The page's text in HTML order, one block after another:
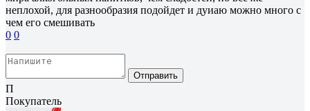
неплохой, для разнообразия подойдет и дуиаю можно много с
чем его смешивать
0 0
Отправить
П
Покупатель